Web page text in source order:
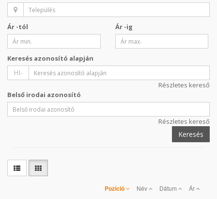
Ár -tól Ár -ig
Keresés azonosító alapján
HI-
Részletes kereső
Belső irodai azonosító
Részletes kereső
Keresés
Pozíció Név Dátum Ár